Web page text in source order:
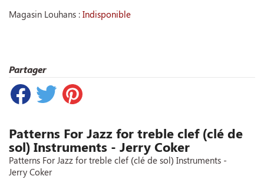
Magasin Louhans : Indisponible
Partager
Patterns For Jazz for treble clef (clé de
sol) Instruments - Jerry Coker
Patterns For Jazz for treble clef (clé de sol) Instruments -
Jerry Coker